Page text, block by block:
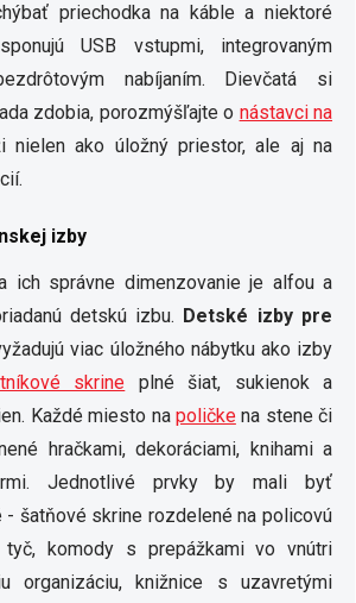
priechodka na káble a niektoré
USB vstupmi, integrovaným
nabíjaním. Dievčatá si
zdobia, porozmýšľajte o nástavci na
nielen ako úložný priestor, ale aj na
izby
ich správne dimenzovanie je alfou a
detskú izbu. Detské izby pre
viac úložného nábytku ako izby
skrine plné šiat, sukienok a
Každé miesto na poličkena stene či
hračkami, dekoráciami, knihami a
Jednotlivé prvky by mali byť
- šatňové skrine rozdelené na policovú
komody s prepážkami vo vnútri
organizáciu, knižnice s uzavretými